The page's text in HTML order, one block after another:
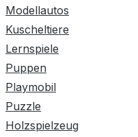
Modellautos
Kuscheltiere
Lernspiele
Puppen
Playmobil
Puzzle
Holzspielzeug